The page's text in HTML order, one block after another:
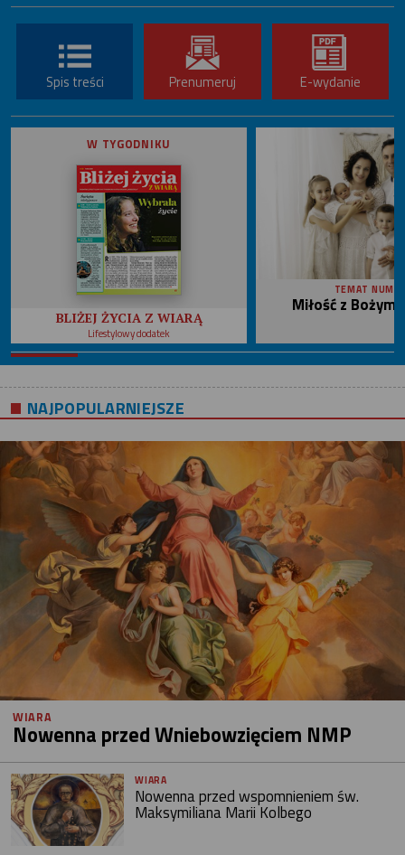
Spis treści Prenumeruj E-wydanie
W TYGODNIKU
BLIŻEJ ŻYCIA Z WIARĄ
Lifestylowy dodatek
TEMAT
Miłość z
NAJPOPULARNIEJSZE
WIARA
Nowenna przed Wniebowzięciem NMP
WIARA
Nowenna przed wspomnieniem św.
Maksymiliana Marii Kolbego